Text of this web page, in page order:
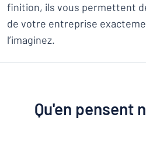
finition, ils vous permettent
de votre entreprise
l’imaginez.
Qu'en pensent